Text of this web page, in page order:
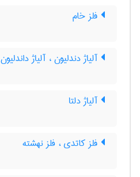
فلز خام
آلیاژ دندلیون ، آلیاژ داندلیون
آلیاژ دلتا
فلز کاتدی ، فلز نهشته